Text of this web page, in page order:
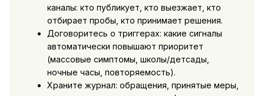
каналы: кто публикует, кто выезжает, кто
отбирает пробы, кто принимает решения.
Договоритесь о триггерах: какие сигналы
автоматически повышают приоритет
(массовые симптомы, школы/детсады,
ночные часы, повторяемость).
Храните журнал: обращения, принятые меры,